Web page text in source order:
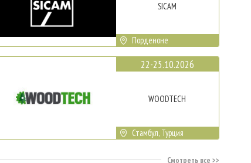
SICAM
Порденоне
22-25.10.2026
WOODTECH
Стамбул, Турция
Смотреть все